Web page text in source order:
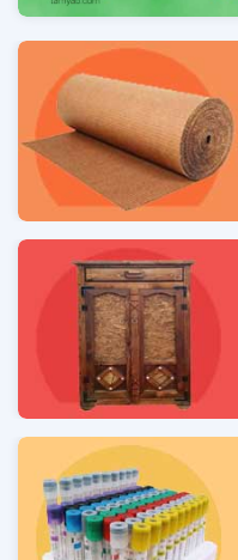
طرح توجیهی
مطالعات